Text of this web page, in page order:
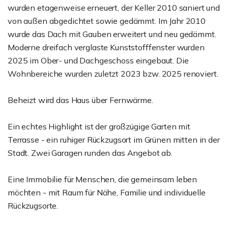
wurden etagenweise erneuert, der Keller 2010 saniert und
von außen abgedichtet sowie gedämmt. Im Jahr 2010
wurde das Dach mit Gauben erweitert und neu gedämmt.
Moderne dreifach verglaste Kunststofffenster wurden
2025 im Ober- und Dachgeschoss eingebaut. Die
Wohnbereiche wurden zuletzt 2023 bzw. 2025 renoviert.
Beheizt wird das Haus über Fernwärme.
Ein echtes Highlight ist der großzügige Garten mit
Terrasse - ein ruhiger Rückzugsort im Grünen mitten in der
Stadt. Zwei Garagen runden das Angebot ab.
Eine Immobilie für Menschen, die gemeinsam leben
möchten - mit Raum für Nähe, Familie und individuelle
Rückzugsorte.